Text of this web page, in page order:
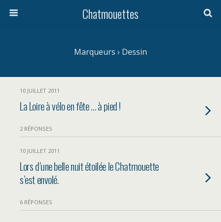
Chatmouettes
Marqueurs › Dessin
10 JUILLET 2011
La Loire à vélo en fête … à pied !
2 RÉPONSES
10 JUILLET 2011
Lors d’une belle nuit étoilée le Chatmouette
s’est envolé.
6 RÉPONSES